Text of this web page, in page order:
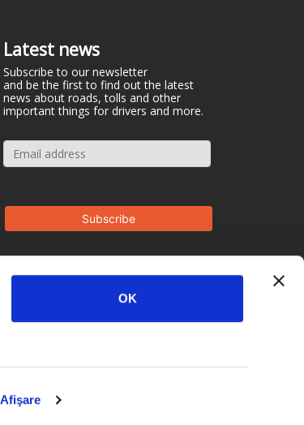
Afişare
OK
Latest news
Subscribe to our newsletter
and be the first to find out the latest
news about roads, tolls and other
important things for drivers and more.